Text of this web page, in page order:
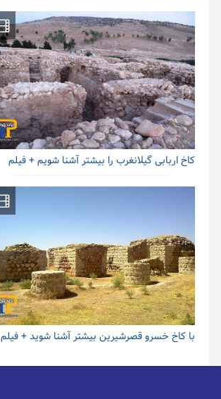
کاخ اربابی گیلانغرب را بیشتر آشنا شویم + فیلم
با کاخ خسرو قصرشیرین بیشتر آشنا شوید + فیلم